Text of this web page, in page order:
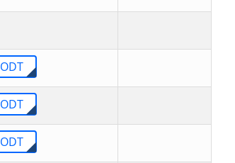
ODT
ODT
ODT